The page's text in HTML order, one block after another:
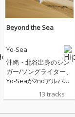
Beyond the Sea
Yo-Sea
沖縄・北谷出身のシン
ガー/ソングライター、
Yo-Seaが2ndアルバム
『Beyond the Sea』を
リリース。 2023年の1s
13 tracks